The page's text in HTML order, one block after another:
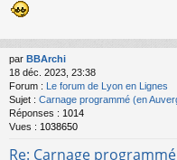
par BBArchi
18 déc. 2023, 23:38
Forum : Le forum de Lyon en Lignes
Sujet : Carnage programmé (en
Réponses : 1014
Vues : 1038650
Re: Carnage